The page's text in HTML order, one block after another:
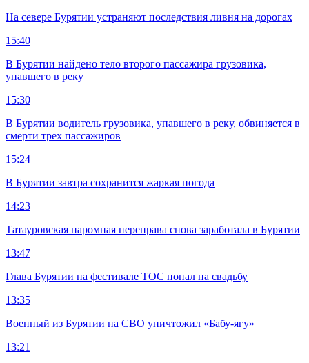
На севере Бурятии устраняют последствия ливня на дорогах
15:40
В Бурятии найдено тело второго пассажира грузовика,
упавшего в реку
15:30
В Бурятии водитель грузовика, упавшего в реку, обвиняется в
смерти трех пассажиров
15:24
В Бурятии завтра сохранится жаркая погода
14:23
Татауровская паромная переправа снова заработала в Бурятии
13:47
Глава Бурятии на фестивале ТОС попал на свадьбу
13:35
Военный из Бурятии на СВО уничтожил «Бабу-ягу»
13:21